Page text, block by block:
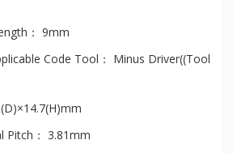
： 9mm
Code Tool： Minus Driver((Tool
Pitch： 3.81mm